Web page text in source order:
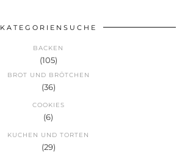
KATEGORIENSUCHE
BACKEN
(105)
BROT UND BRÖTCHEN
(36)
COOKIES
(6)
KUCHEN UND TORTEN
(29)